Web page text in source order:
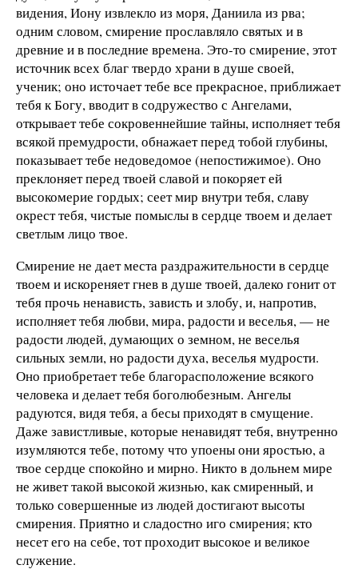
видения, Иону извлекло из моря, Даниила из рва;
одним словом, смирение прославляло святых и в
древние и в последние времена. Это-то смирение, этот
источник всех благ твердо храни в душе своей,
ученик; оно источает тебе все прекрасное, приближает
тебя к Богу, вводит в содружество с Ангелами,
открывает тебе сокровеннейшие тайны, исполняет тебя
всякой премудрости, обнажает перед тобой глубины,
показывает тебе недоведомое (непостижимое). Оно
преклоняет перед твоей славой и покоряет ей
высокомерие гордых; сеет мир внутри тебя, славу
окрест тебя, чистые помыслы в сердце твоем и делает
светлым лицо твое.
Смирение не дает места раздражительности в сердце
твоем и искореняет гнев в душе твоей, далеко гонит от
тебя прочь ненависть, зависть и злобу, и, напротив,
исполняет тебя любви, мира, радости и веселья, — не
радости людей, думающих о земном, не веселья
сильных земли, но радости духа, веселья мудрости.
Оно приобретает тебе благорасположение всякого
человека и делает тебя боголюбезным. Ангелы
радуются, видя тебя, а бесы приходят в смущение.
Даже завистливые, которые ненавидят тебя, внутренно
изумляются тебе, потому что упоены они яростью, а
твое сердце спокойно и мирно. Никто в дольнем мире
не живет такой высокой жизнью, как смиренный, и
только совершенные из людей достигают высоты
смирения. Приятно и сладостно иго смирения; кто
несет его на себе, тот проходит высокое и великое
служение.